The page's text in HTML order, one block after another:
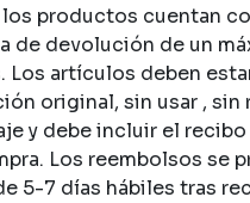
productos cuentan
de devolución de un
Los artículos deben
original, sin usar , sin
y debe incluir el recibo
Los reembolsos se
5-7 días hábiles tras